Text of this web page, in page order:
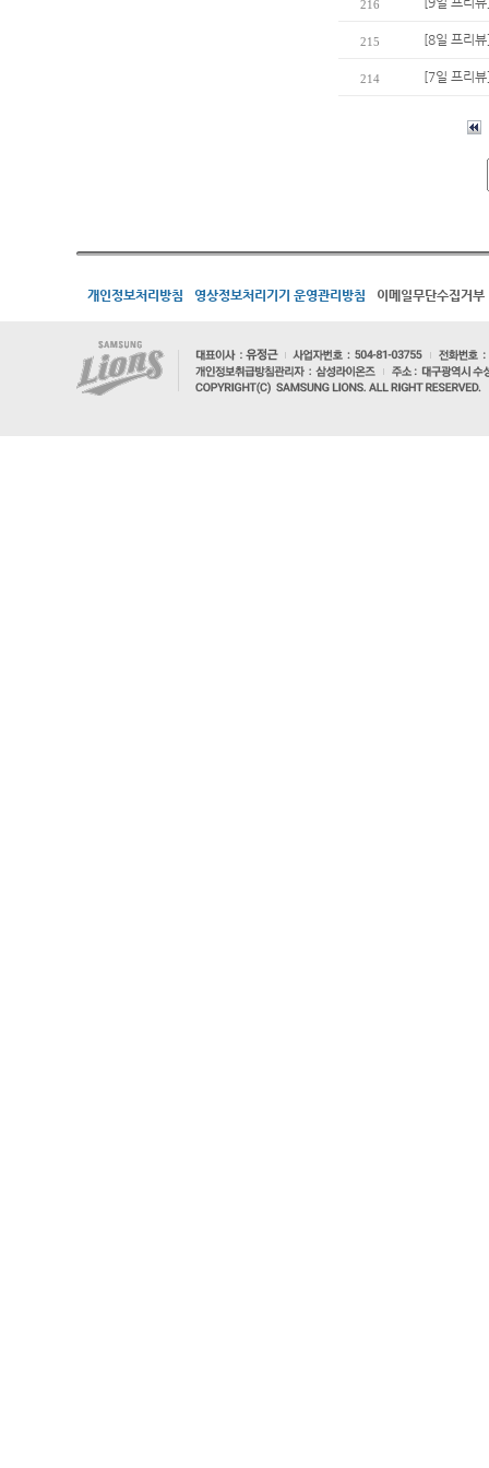
216
215 [8일 프리
214 [7일 프리
개인정보처리방침 영상정보처리기기 운영관리방침 이메일무단수집거부